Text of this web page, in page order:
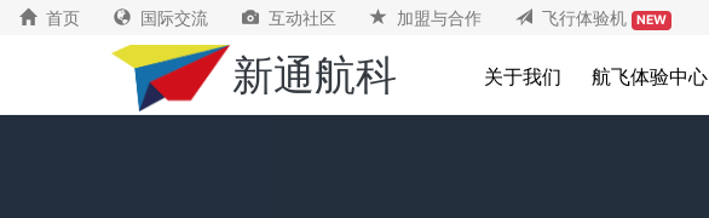
首页 国际交流 互动社区 加盟与合作 飞行体验机 NEW
新通航科 关于我们 航飞体验中心